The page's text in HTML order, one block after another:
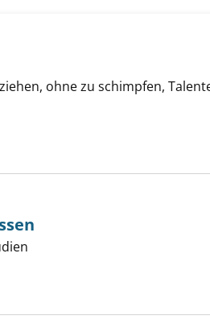
ohne zu schimpfen,
anzeigen